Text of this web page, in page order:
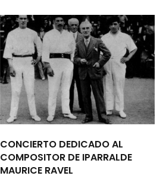
CONCIERTO DEDICADO AL
COMPOSITOR DE IPARRALDE
MAURICE RAVEL